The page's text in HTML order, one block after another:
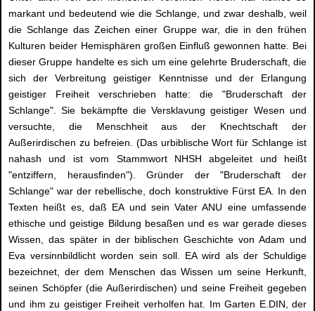
markant und bedeutend wie die Schlange, und zwar deshalb, weil
die Schlange das Zeichen einer Gruppe war, die in den frühen
Kulturen beider Hemisphären großen Einfluß gewonnen hatte. Bei
dieser Gruppe handelte es sich um eine gelehrte Bruderschaft, die
sich der Verbreitung geistiger Kenntnisse und der Erlangung
geistiger Freiheit verschrieben hatte: die "Bruderschaft der
Schlange". Sie bekämpfte die Versklavung geistiger Wesen und
versuchte, die Menschheit aus der Knechtschaft der
Außerirdischen zu befreien. (Das urbiblische Wort für Schlange ist
nahash und ist vom Stammwort NHSH abgeleitet und heißt
"entziffern, herausfinden"). Gründer der "Bruderschaft der
Schlange" war der rebellische, doch konstruktive Fürst EA. In den
Texten heißt es, daß EA und sein Vater ANU eine umfassende
ethische und geistige Bildung besaßen und es war gerade dieses
Wissen, das später in der biblischen Geschichte von Adam und
Eva versinnbildlicht worden sein soll. EA wird als der Schuldige
bezeichnet, der dem Menschen das Wissen um seine Herkunft,
seinen Schöpfer (die Außerirdischen) und seine Freiheit gegeben
und ihm zu geistiger Freiheit verholfen hat. Im Garten E.DIN, der